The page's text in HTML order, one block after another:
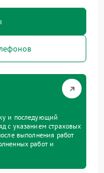
и последующий
с указанием страховых
выполнения работ
работ и